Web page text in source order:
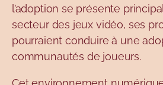
l’adoption se présente
secteur des jeux vidéo, ses
pourraient conduire à une
communautés de joueurs.